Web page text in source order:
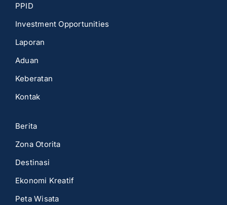
PPID
Investment Opportunities
Laporan
Aduan
Keberatan
Kontak
Berita
Zona Otorita
Destinasi
Ekonomi Kreatif
Peta Wisata